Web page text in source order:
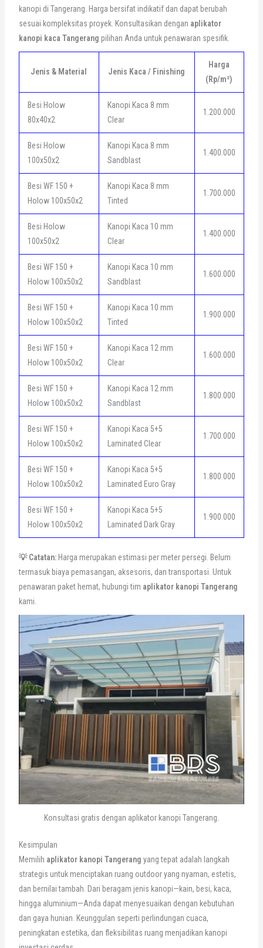
kanopi di Tangerang. Harga bersifat indikatif dan dapat berubah
sesuai kompleksitas proyek. Konsultasikan dengan aplikator
kanopi kaca Tangerang pilihan Anda untuk penawaran spesifik.
Jenis & Material Jenis Kaca / Finishing
Harga
(Rp/m²)
Besi Holow
80x40x2
Kanopi Kaca 8 mm
Clear
1.200.000
Besi Holow
100x50x2
Kanopi Kaca 8 mm
Sandblast
1.400.000
Besi WF 150 +
Holow 100x50x2
Kanopi Kaca 8 mm
Tinted
1.700.000
Besi Holow
100x50x2
Kanopi Kaca 10 mm
Clear
1.400.000
Besi WF 150 +
Holow 100x50x2
Kanopi Kaca 10 mm
Sandblast
1.600.000
Besi WF 150 +
Holow 100x50x2
Kanopi Kaca 10 mm
Tinted
1.900.000
Besi WF 150 +
Holow 100x50x2
Kanopi Kaca 12 mm
Clear
1.600.000
Besi WF 150 +
Holow 100x50x2
Kanopi Kaca 12 mm
Sandblast
1.800.000
Besi WF 150 +
Holow 100x50x2
Kanopi Kaca 5+5
Laminated Clear
1.700.000
Besi WF 150 +
Holow 100x50x2
Kanopi Kaca 5+5
Laminated Euro Gray
1.800.000
Besi WF 150 +
Holow 100x50x2
Kanopi Kaca 5+5
Laminated Dark Gray
1.900.000
💡 Catatan:Harga merupakan estimasi per meter persegi. Belum
termasuk biaya pemasangan, aksesoris, dan transportasi. Untuk
penawaran paket hemat, hubungi tim aplikator kanopi Tangerang
kami.
Konsultasi gratis dengan aplikator kanopi Tangerang.
Kesimpulan
Memilih aplikator kanopi Tangerang yang tepat adalah langkah
strategis untuk menciptakan ruang outdoor yang nyaman, estetis,
dan bernilai tambah. Dari beragam jenis kanopi—kain, besi, kaca,
hingga aluminium—Anda dapat menyesuaikan dengan kebutuhan
dan gaya hunian. Keunggulan seperti perlindungan cuaca,
peningkatan estetika, dan fleksibilitas ruang menjadikan kanopi